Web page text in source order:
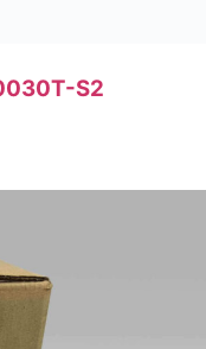
S2